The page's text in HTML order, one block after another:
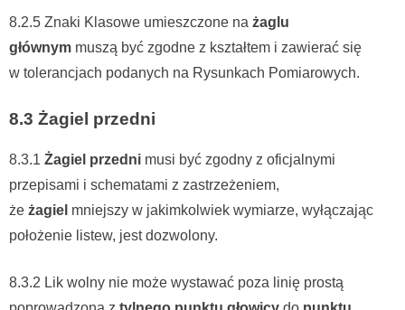
8.2.5 Znaki Klasowe umieszczone na żaglu
głównym muszą być zgodne z kształtem i zawierać się
w tolerancjach podanych na Rysunkach Pomiarowych.
8.3 Żagiel przedni
8.3.1 Żagiel przedni musi być zgodny z oficjalnymi
przepisami i schematami z zastrzeżeniem,
że żagiel mniejszy w jakimkolwiek wymiarze, wyłączając
położenie listew, jest dozwolony.
8.3.2 Lik wolny nie może wystawać poza linię prostą